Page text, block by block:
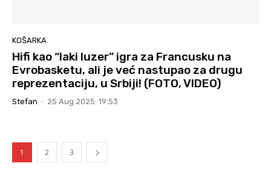
KOŠARKA
Hifi kao “laki luzer” igra za Francusku na
Evrobasketu, ali je već nastupao za drugu
reprezentaciju, u Srbiji! (FOTO, VIDEO)
Stefan - 25 Aug 2025. 19:53
1 2 3